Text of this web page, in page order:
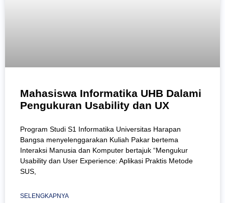
Mahasiswa Informatika UHB Dalami
Pengukuran Usability dan UX
Program Studi S1 Informatika Universitas Harapan
Bangsa menyelenggarakan Kuliah Pakar bertema
Interaksi Manusia dan Komputer bertajuk “Mengukur
Usability dan User Experience: Aplikasi Praktis Metode
SUS,
SELENGKAPNYA